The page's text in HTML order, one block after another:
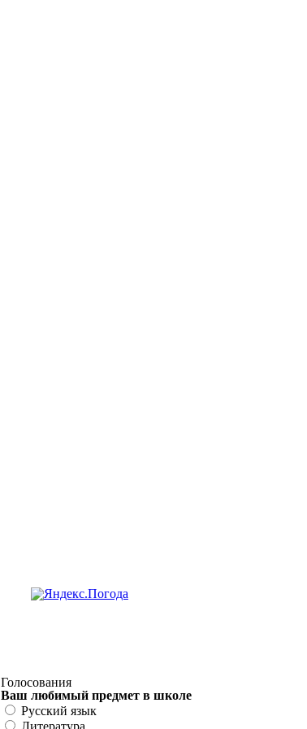
Голосования
Ваш любимый предмет в школе
Русский язык
Литература